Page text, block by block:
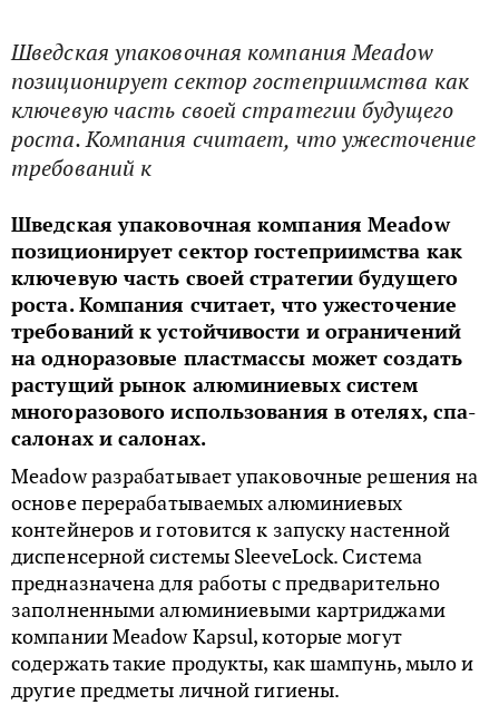
Шведская упаковочная компания Meadow
позиционирует сектор гостеприимства как
ключевую часть своей стратегии будущего
роста. Компания считает, что ужесточение
требований к
Шведская упаковочная компания Meadow
позиционирует сектор гостеприимства как
ключевую часть своей стратегии будущего
роста. Компания считает, что ужесточение
требований к устойчивости и ограничений
на одноразовые пластмассы может создать
растущий рынок алюминиевых систем
многоразового использования в отелях, спа-
салонах и салонах.
Meadow разрабатывает упаковочные решения на
основе перерабатываемых алюминиевых
контейнеров и готовится к запуску настенной
диспенсерной системы SleeveLock. Система
предназначена для работы с предварительно
заполненными алюминиевыми картриджами
компании Meadow Kapsul, которые могут
содержать такие продукты, как шампунь, мыло и
другие предметы личной гигиены.